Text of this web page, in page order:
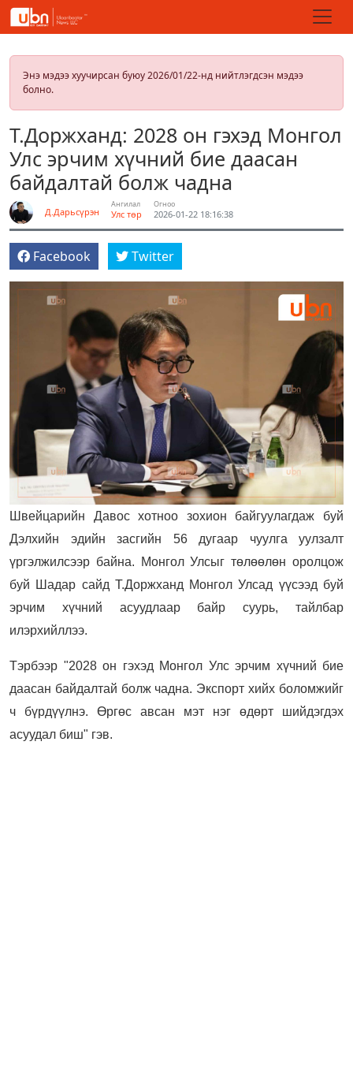
Энэ мэдээ хуучирсан буюу 2026/01/22-нд нийтлэгдсэн мэдээ
болно.
Т.Доржханд: 2028 он гэхэд Монгол
Улс эрчим хүчний бие даасан
байдалтай болж чадна
Д.Дарьсүрэн
Ангилал
Улс төр
Огноо
2026-01-22 18:16:38
Facebook Twitter
Швейцарийн Давос хотноо зохион байгуулагдаж буй
Дэлхийн эдийн засгийн 56 дугаар чуулга уулзалт
үргэлжилсээр байна. Монгол Улсыг төлөөлөн оролцож
буй Шадар сайд Т.Доржханд Монгол Улсад үүсээд буй
эрчим хүчний асуудлаар байр суурь, тайлбар
илэрхийллээ.
Тэрбээр "2028 он гэхэд Монгол Улс эрчим хүчний бие
даасан байдалтай болж чадна. Экспорт хийх боломжийг
ч бүрдүүлнэ. Өргөс авсан мэт нэг өдөрт шийдэгдэх
асуудал биш" гэв.